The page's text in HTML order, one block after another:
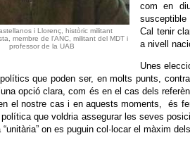
i Llorenç, històric militant
membre de l'ANC, militant del MDT i
professor de la UAB
com en
susceptible
Cal tenir
a nivell
Unes
que poden ser, en molts punts,
opció clara, com és en el cas dels
el nostre cas i en aquests moments, és
que voldria assegurar les seves
“unitària” on es puguin col·locar el màxim